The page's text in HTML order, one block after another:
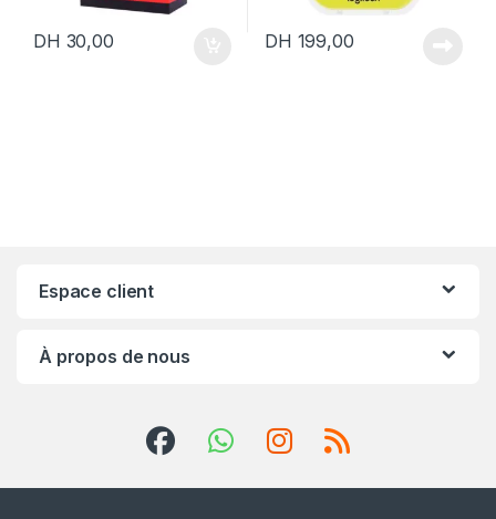
DH 30,00 DH 199,00
Espace client
À propos de nous